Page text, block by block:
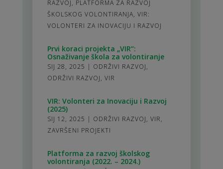
RAZVOJ, PLATFORMA ZA RAZVOJ
ŠKOLSKOG VOLONTIRANJA, VIR:
VOLONTERI ZA INOVACIJU I RAZVOJ
Prvi koraci projekta „VIR“:
Osnaživanje škola za volontiranje
SIJ 28, 2025 | ODRŽIVI RAZVOJ,
ODRŽIVI RAZVOJ, VIR
VIR: Volonteri za Inovaciju i Razvoj
(2025)
SIJ 12, 2025 | ODRŽIVI RAZVOJ, VIR,
ZAVRŠENI PROJEKTI
Platforma za razvoj školskog
volontiranja (2022. – 2024.)